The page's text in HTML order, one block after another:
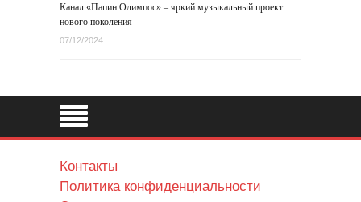
Канал «Папин Олимпос» – яркий музыкальный проект
нового поколения
07/12/2024
Контакты
Политика конфиденциальности